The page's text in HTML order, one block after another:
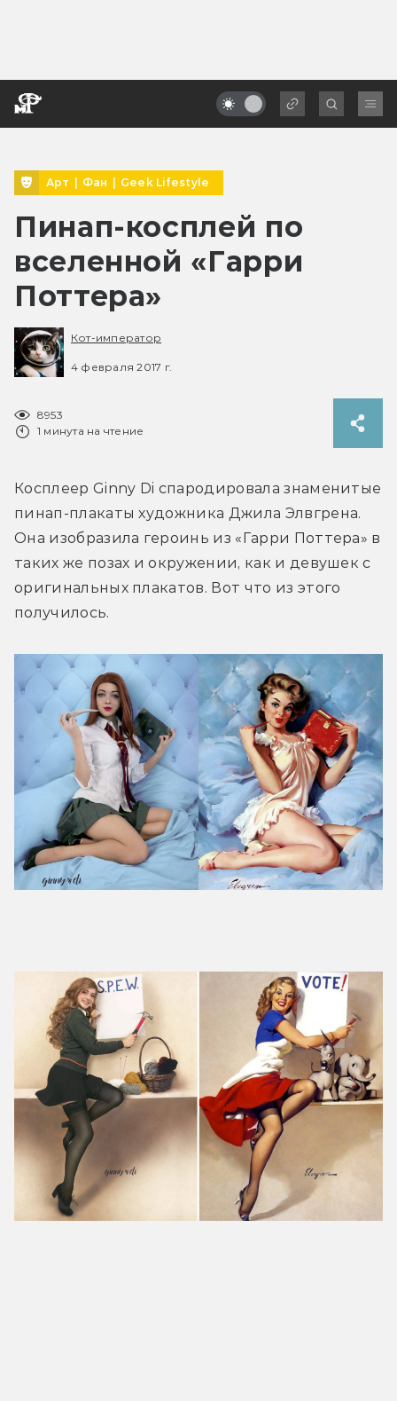
Арт | Фан | Geek Lifestyle
Пинап-косплей по
вселенной «Гарри
Поттера»
Кот-император
4 февраля 2017 г.
8953
1 минута на чтение
Косплеер Ginny Di спародировала знаменитые
пинап-плакаты художника Джила Элвгрена.
Она изобразила героинь из «Гарри Поттера» в
таких же позах и окружении, как и девушек с
оригинальных плакатов. Вот что из этого
получилось.